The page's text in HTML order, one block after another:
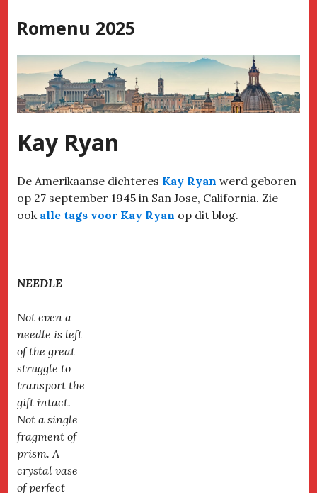
to
Romenu 2025
Kay Ryan
De Amerikaanse dichteres Kay Ryan werd geboren
op 27 september 1945 in San Jose, California. Zie
ook alle tags voor Kay Ryan op dit blog.
NEEDLE
Not even a
needle is left
of the great
struggle to
transport the
gift intact.
Not a single
fragment of
prism. A
crystal vase
of perfect